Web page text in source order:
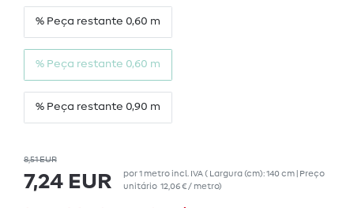
% Peça restante 0,60 m
% Peça restante 0,60 m
% Peça restante 0,90 m
8,51 EUR
7,24 EUR por1 metroincl. IVA( Largura (cm): 140 cm | Preço
unitário 12,06 € / metro)